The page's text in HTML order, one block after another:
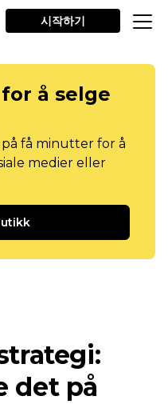
시작하기
å selge
få minutter for å
medier eller
det på